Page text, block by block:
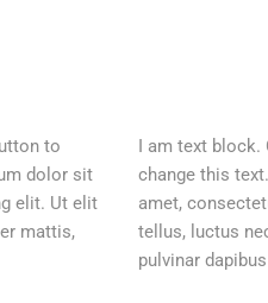
to
dolor sit
elit. Ut elit
mattis,
I am text
change this
amet,
tellus, luctus
pulvinar